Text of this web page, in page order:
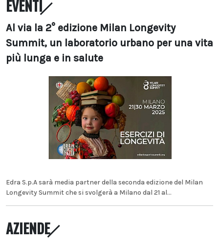
EVENTI
Al via la 2° edizione Milan Longevity
Summit, un laboratorio urbano per una vita
più lunga e in salute
Edra S.p.A sarà media partner della seconda edizione del Milan
Longevity Summit che si svolgerà a Milano dal 21 al...
AZIENDE